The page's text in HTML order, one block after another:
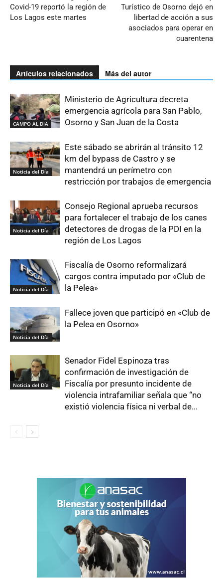
Covid-19 reportó la región de
Los Lagos este martes
Turístico de Osorno dejó en
libertad de acción a sus
asociados para operar en
cuarentena
Artículos relacionados Más del autor
CAMPO AL DIA
Ministerio de Agricultura decreta
emergencia agrícola para San Pablo,
Osorno y San Juan de la Costa
Noticia del Día
Este sábado se abrirán al tránsito 12
km del bypass de Castro y se
mantendrá un perímetro con
restricción por trabajos de emergencia
Noticia del Día
Consejo Regional aprueba recursos
para fortalecer el trabajo de los canes
detectores de drogas de la PDI en la
región de Los Lagos
Noticia del Día
Fiscalía de Osorno reformalizará
cargos contra imputado por «Club de
la Pelea»
Noticia del Día
Fallece joven que participó en «Club de
la Pelea en Osorno»
Noticia del Día
Senador Fidel Espinoza tras
confirmación de investigación de
Fiscalía por presunto incidente de
violencia intrafamiliar señala que “no
existió violencia física ni verbal de...